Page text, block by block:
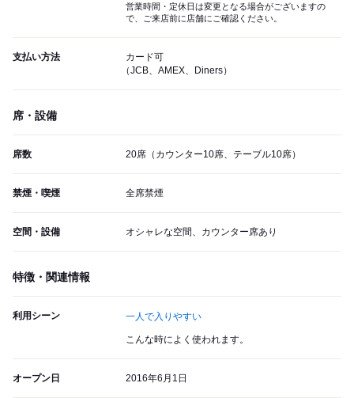
営業時間・定休日は変更となる場合がございますの
で、ご来店前に店舗にご確認ください。
支払い方法
カード可
（JCB、AMEX、Diners）
席・設備
席数 20席（カウンター10席、テーブル10席）
禁煙・喫煙 全席禁煙
空間・設備 オシャレな空間、カウンター席あり
特徴・関連情報
利用シーン 一人で入りやすい
こんな時によく使われます。
オープン日 2016年6月1日